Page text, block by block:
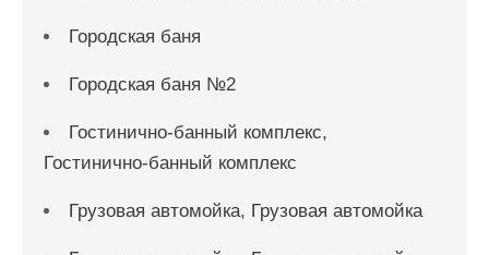
Городская баня
Городская баня №2
Гостинично-банный комплекс,
Гостинично-банный комплекс
Грузовая автомойка, Грузовая автомойка